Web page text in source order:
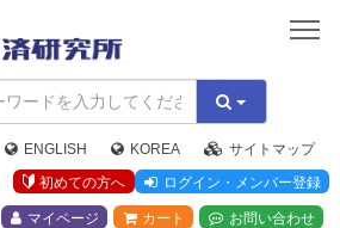
矢
野
経
済
研
究
所
ENGLISH KOREA
サイトマップ
初めての方へ
ログイン・メンバー登録
マイページ カート お問い合わせ